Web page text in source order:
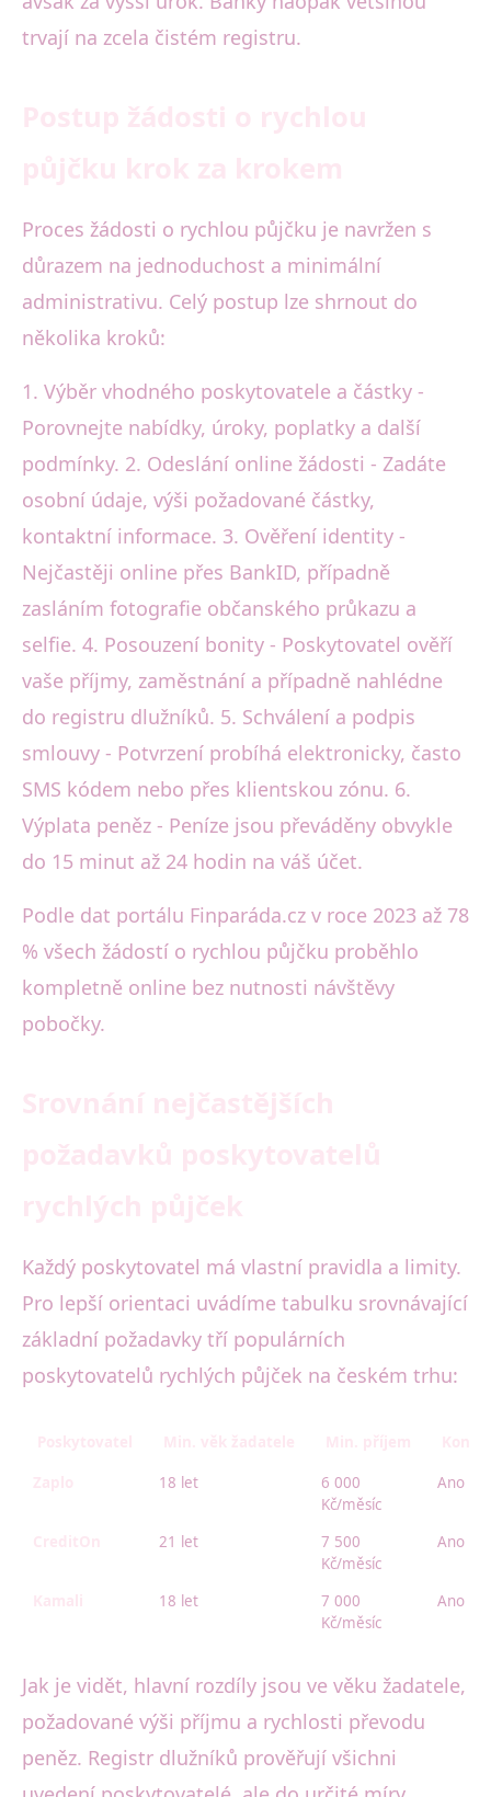
trvají na zcela čistém registru.
Proces žádosti o rychlou půjčku je navržen s
důrazem na jednoduchost a minimální
administrativu. Celý postup lze shrnout do
několika kroků:
1. Výběr vhodného poskytovatele a částky -
Porovnejte nabídky, úroky, poplatky a další
podmínky. 2. Odeslání online žádosti - Zadáte
osobní údaje, výši požadované částky,
kontaktní informace. 3. Ověření identity -
Nejčastěji online přes BankID, případně
zasláním fotografie občanského průkazu a
selfie. 4. Posouzení bonity - Poskytovatel ověří
vaše příjmy, zaměstnání a případně nahlédne
do registru dlužníků. 5. Schválení a podpis
smlouvy - Potvrzení probíhá elektronicky, často
SMS kódem nebo přes klientskou zónu. 6.
Výplata peněz - Peníze jsou převáděny obvykle
do 15 minut až 24 hodin na váš účet.
Podle dat portálu Finparáda.cz v roce 2023 až 78
% všech žádostí o rychlou půjčku proběhlo
kompletně online bez nutnosti návštěvy
pobočky.
Každý poskytovatel má vlastní pravidla a limity.
Pro lepší orientaci uvádíme tabulku srovnávající
základní požadavky tří populárních
poskytovatelů rychlých půjček na českém trhu:
18 let
6 000
Kč/měsíc
Ano
21 let
7 500
Kč/měsíc
Ano
18 let
7 000
Kč/měsíc
Ano
Jak je vidět, hlavní rozdíly jsou ve věku žadatele,
požadované výši příjmu a rychlosti převodu
peněz. Registr dlužníků prověřují všichni